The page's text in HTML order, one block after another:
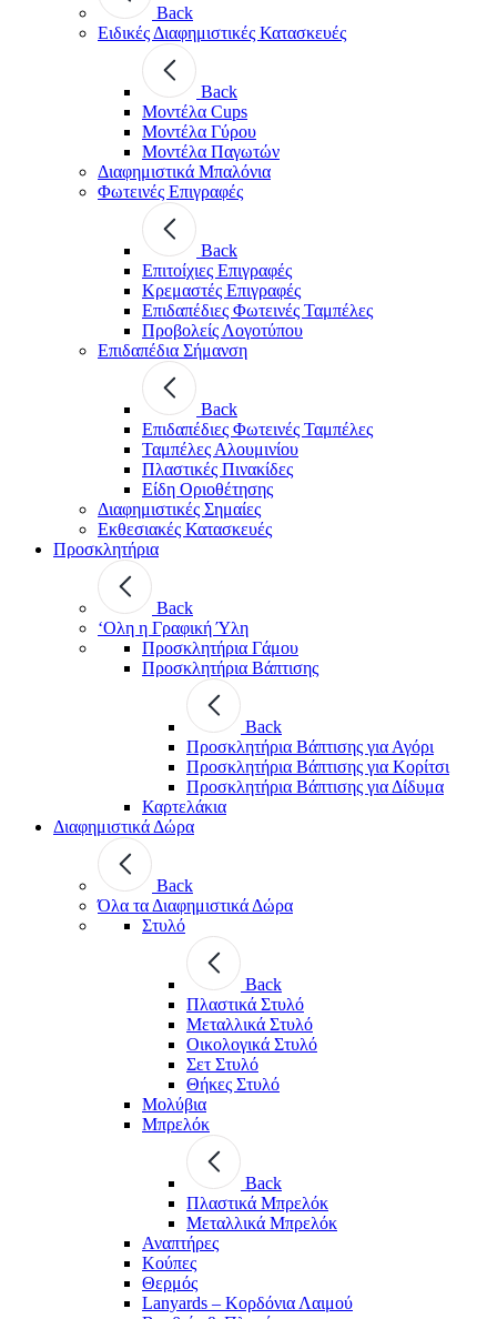
Back
Ειδικές Διαφημιστικές Κατασκευές
Back
Μοντέλα Cups
Μοντέλα Γύρου
Μοντέλα Παγωτών
Διαφημιστικά Μπαλόνια
Φωτεινές Επιγραφές
Back
Επιτοίχιες Επιγραφές
Κρεμαστές Επιγραφές
Επιδαπέδιες Φωτεινές Ταμπέλες
Προβολείς Λογοτύπου
Επιδαπέδια Σήμανση
Back
Επιδαπέδιες Φωτεινές Ταμπέλες
Ταμπέλες Αλουμινίου
Πλαστικές Πινακίδες
Είδη Οριοθέτησης
Διαφημιστικές Σημαίες
Εκθεσιακές Κατασκευές
Προσκλητήρια
Back
‘Ολη η Γραφική Ύλη
Προσκλητήρια Γάμου
Προσκλητήρια Βάπτισης
Back
Προσκλητήρια Βάπτισης για Αγόρι
Προσκλητήρια Βάπτισης για Κορίτσι
Προσκλητήρια Βάπτισης για Δίδυμα
Καρτελάκια
Διαφημιστικά Δώρα
Back
Όλα τα Διαφημιστικά Δώρα
Στυλό
Back
Πλαστικά Στυλό
Μεταλλικά Στυλό
Οικολογικά Στυλό
Σετ Στυλό
Θήκες Στυλό
Μολύβια
Μπρελόκ
Back
Πλαστικά Μπρελόκ
Μεταλλικά Μπρελόκ
Αναπτήρες
Κούπες
Θερμός
Lanyards – Kορδόνια Λαιμού